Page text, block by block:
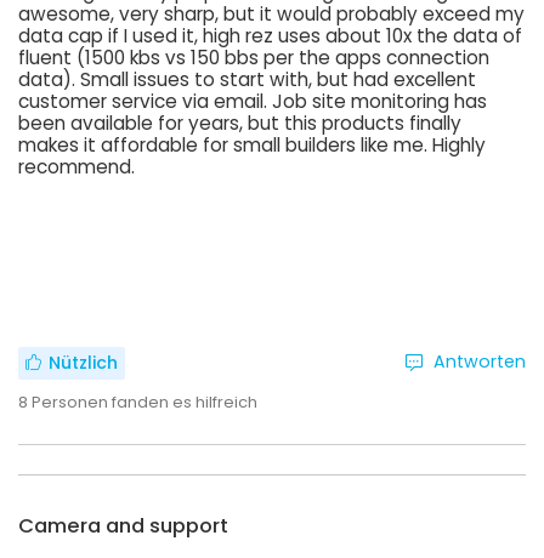
awesome, very sharp, but it would probably exceed my
data cap if I used it, high rez uses about 10x the data of
fluent (1500 kbs vs 150 bbs per the apps connection
data). Small issues to start with, but had excellent
customer service via email. Job site monitoring has
been available for years, but this products finally
makes it affordable for small builders like me. Highly
recommend.
Nützlich
8 Personen fanden es hilfreich
Antworten
Camera and support